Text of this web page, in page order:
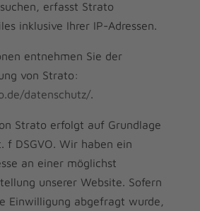
erfasst Strato
inklusive Ihrer IP-Adressen.
entnehmen Sie der
von Strato:
datenschutz/.
Strato erfolgt auf Grundlage
f DSGVO. Wir haben ein
an einer möglichst
unserer Website. Sofern
Einwilligung abgefragt wurde,